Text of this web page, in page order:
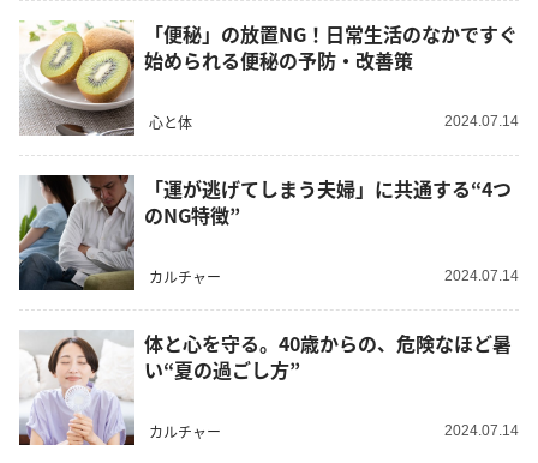
「便秘」の放置NG！日常生活のなかですぐ
始められる便秘の予防・改善策
心と体 2024.07.14
「運が逃げてしまう夫婦」に共通する“4つ
のNG特徴”
カルチャー 2024.07.14
体と心を守る。40歳からの、危険なほど暑
い“夏の過ごし方”
カルチャー 2024.07.14